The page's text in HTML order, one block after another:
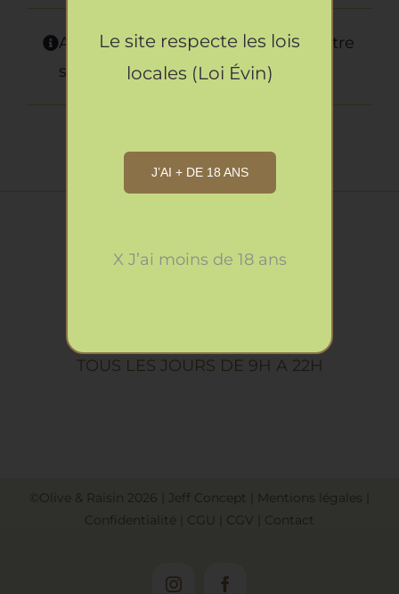
Aucun produit ne correspond à votre
sélection.
TOUS LES JOURS DE 9H A 22H
©Olive & Raisin 2026 Jeff Concept Mentions légales
Confidentialité
CGU CGV Contact
Le site respecte les lois
locales (Loi Évin)
J’AI + DE 18 ANS
X J’ai moins de 18 ans